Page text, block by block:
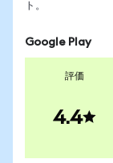
ト。
Google Play
評価
4.4